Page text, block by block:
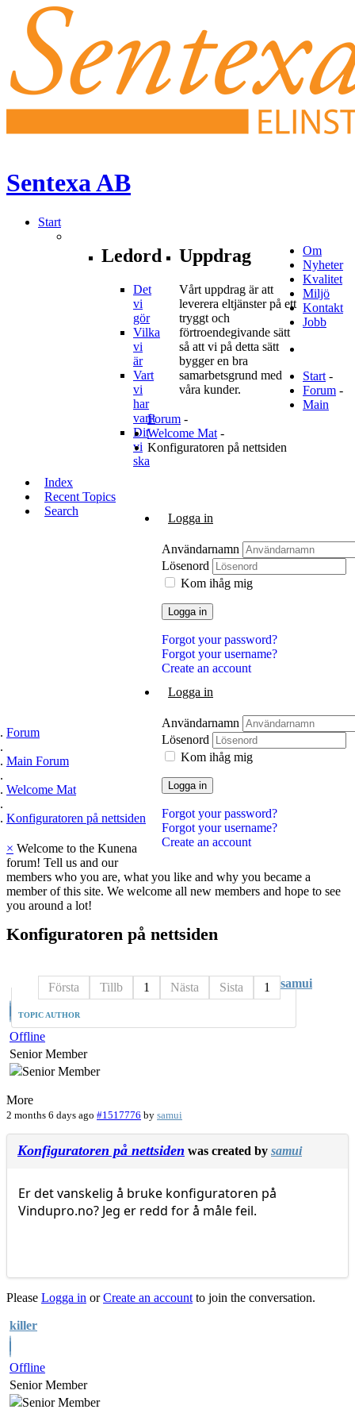
SentexaAB
Start
Ledord
Det
vi
gör
Vilka
vi
är
Vart
vi
har
varit
Dit
vi
ska
Uppdrag
Vårt uppdrag är att
leverera eltjänster på ett
tryggt och
förtroendegivande sätt
så att vi på detta sätt
bygger en bra
samarbetsgrund med
våra kunder.
Om
Nyheter
Kvalitet
Miljö
Kontakt
Jobb
Start -
Forum -
Main
Forum -
Welcome Mat -
Konfiguratoren på nettsiden
Index
Recent Topics
Search
Logga in
Användarnamn
Lösenord
Kom ihåg mig
Logga in
Forgot your password?
Forgot your username?
Create an account
Logga in
Användarnamn
Lösenord
Kom ihåg mig
Logga in
Forgot your password?
Forgot your username?
Create an account
Forum
Main Forum
Welcome Mat
Konfiguratoren på nettsiden
× Welcome to the Kunena
forum! Tell us and our
members who you are, what you like and why you became a
member of this site. We welcome all new members and hope to see
you around a lot!
Konfiguratoren på nettsiden
Första Tillb 1 Nästa Sista 1 samui
TOPIC AUTHOR
Offline
Senior Member
More
2 months 6 days ago #1517776 by samui
Konfiguratoren på nettsiden was created by samui
Er det vanskelig å bruke konfiguratoren på
Vindupro.no? Jeg er redd for å måle feil.
Please Logga in orCreate an account to join the conversation.
killer
Offline
Senior Member